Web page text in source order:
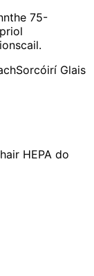
75-
Sorcóirí Glais
HEPA do